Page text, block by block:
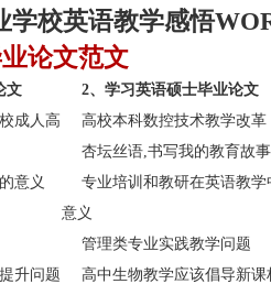
学校英语教学感悟
论文范文
文
成人高
意义
升问题
2、学习英语硕士毕业论文
高校本科数控技术教学改革
杏坛丝语,书写我的教育故事
专业培训和教研在英语教学
意义
管理类专业实践教学问题
高中生物教学应该倡导新课